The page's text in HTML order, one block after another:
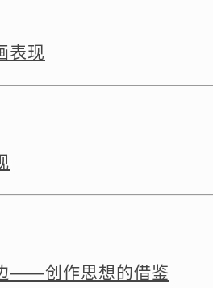
表现
——创作思想的借鉴